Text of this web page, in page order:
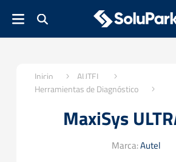
Inicio
AUTEL
Herramientas de Diagnóstico
MaxiSys
Marca:Autel